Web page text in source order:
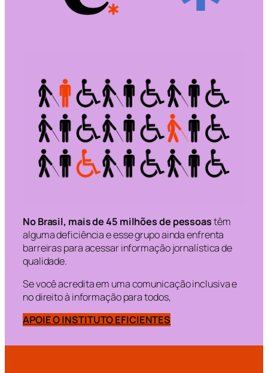
No Brasil, mais de 45 milhões de pessoastêm
alguma deficiência e esse grupo ainda enfrenta
barreiras para acessar informação jornalística de
qualidade.
Se você acredita em uma comunicação inclusiva e
no direito à informação para todos,
APOIE O INSTITUTO EFICIENTES